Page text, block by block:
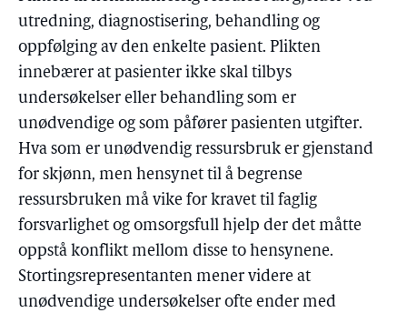
utredning, diagnostisering, behandling og
oppfølging av den enkelte pasient. Plikten
innebærer at pasienter ikke skal tilbys
undersøkelser eller behandling som er
unødvendige og som påfører pasienten utgifter.
Hva som er unødvendig ressursbruk er gjenstand
for skjønn, men hensynet til å begrense
ressursbruken må vike for kravet til faglig
forsvarlighet og omsorgsfull hjelp der det måtte
oppstå konflikt mellom disse to hensynene.
Stortingsrepresentanten mener videre at
unødvendige undersøkelser ofte ender med